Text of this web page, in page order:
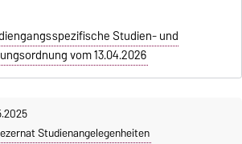
Studien- und
vom 13.04.2026
Studienangelegenheiten